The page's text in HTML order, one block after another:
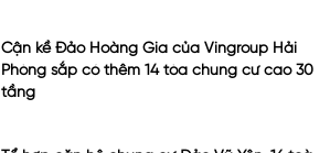
Cận kề Đảo Hoàng Gia của Vingroup Hải
Phòng sắp có thêm 14 tòa chung cư cao 30
tầng